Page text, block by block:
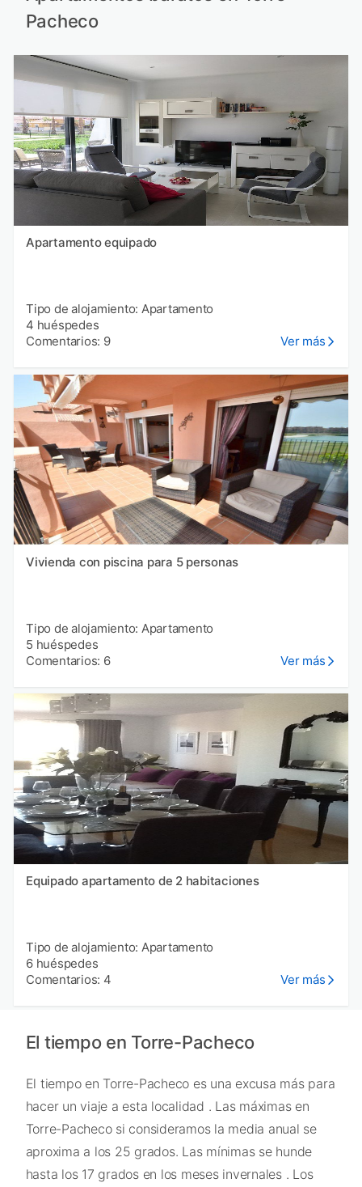
Pacheco
Apartamento equipado
Tipo de alojamiento: Apartamento
4 huéspedes
Comentarios: 9
Ver más
Vivienda con piscina para 5 personas
Tipo de alojamiento: Apartamento
5 huéspedes
Comentarios: 6
Ver más
Equipado apartamento de 2 habitaciones
Tipo de alojamiento: Apartamento
6 huéspedes
Comentarios: 4
Ver más
El tiempo en Torre-Pacheco
El tiempo en Torre-Pacheco es una excusa más para
hacer un viaje a esta localidad . Las máximas en
Torre-Pacheco si consideramos la media anual se
aproxima a los 25 grados. Las mínimas se hunde
hasta los 17 grados en los meses invernales . Los